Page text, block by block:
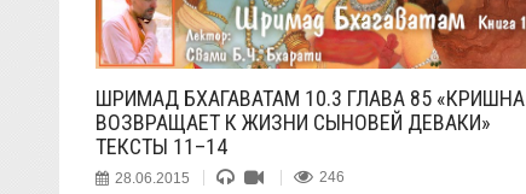
ШРИМАД БХАГАВАТАМ 10.3 ГЛАВА 85 «КРИШНА
ВОЗВРАЩАЕТ К ЖИЗНИ СЫНОВЕЙ ДЕВАКИ»
ТЕКСТЫ 11–14
28.06.2015 246